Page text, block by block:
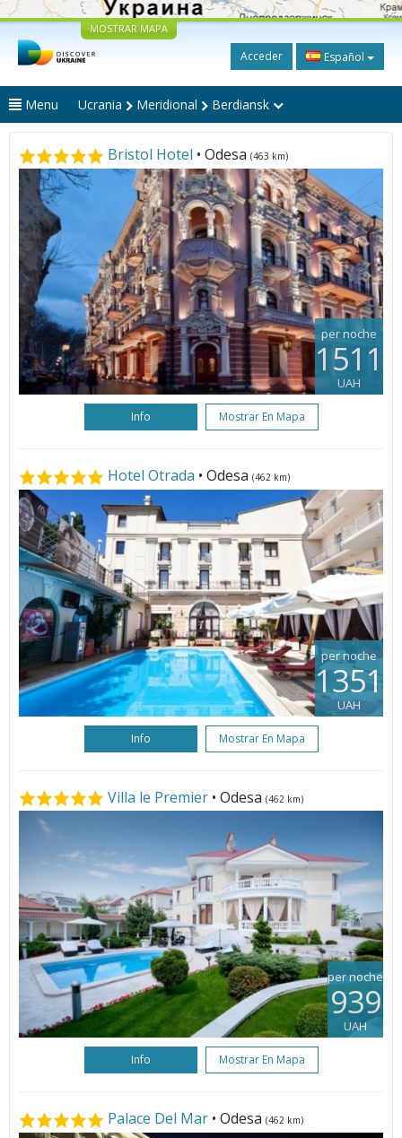
MOSTRAR MAPA
Acceder Español
Menu Ucrania Meridional Berdiansk
Bristol Hotel • Odesa (463 km)
per noche
1511
UAH
Info Mostrar En Mapa
Hotel Otrada • Odesa (462 km)
per noche
1351
UAH
Info Mostrar En Mapa
Villa le Premier • Odesa (462 km)
per noche
939
UAH
Info Mostrar En Mapa
Palace Del Mar • Odesa (462 km)